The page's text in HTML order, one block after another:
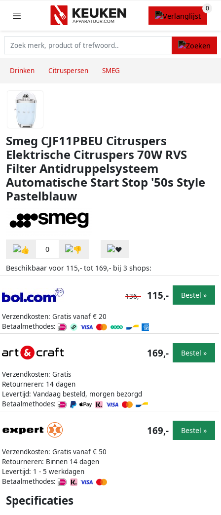
Drinken Citruspersen SMEG
Smeg CJF11PBEU Citruspers
Elektrische Citruspers 70W RVS
Filter Antidruppelsysteem
Automatische Start Stop '50s Style
Pastelblauw
0
Beschikbaar voor 115,- tot 169,- bij 3 shops:
Verzendkosten: Gratis vanaf € 20
Betaalmethodes:
136,- 115,- Bestel »
Verzendkosten: Gratis
Retourneren: 14 dagen
Levertijd: Vandaag besteld, morgen bezorgd
Betaalmethodes:
169,- Bestel »
Verzendkosten: Gratis vanaf € 50
Retourneren: Binnen 14 dagen
Levertijd: 1 - 5 werkdagen
Betaalmethodes:
169,- Bestel »
Specificaties